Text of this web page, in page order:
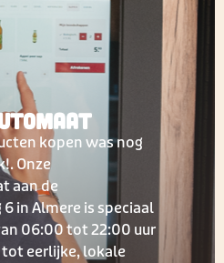
kopen was nog
Onze
aan de
in Almere is speciaal
06:00 tot 22:00 uur
eerlijke, lokale